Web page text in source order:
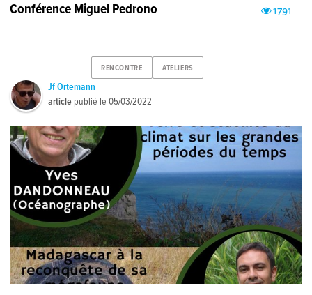
1791
Conférence Miguel Pedrono
RENCONTRE ATELIERS
Jf Ortemann
article publié le05/03/2022